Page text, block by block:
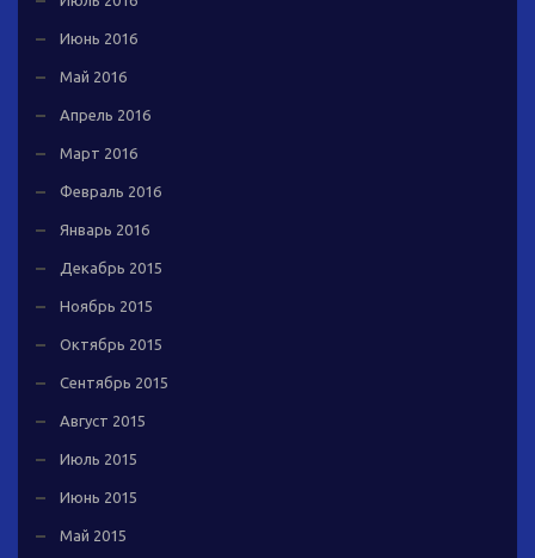
Июнь 2016
Май 2016
Апрель 2016
Март 2016
Февраль 2016
Январь 2016
Декабрь 2015
Ноябрь 2015
Октябрь 2015
Сентябрь 2015
Август 2015
Июль 2015
Июнь 2015
Май 2015